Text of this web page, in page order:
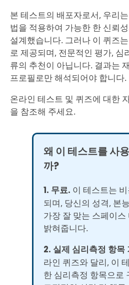
본 테스트의 배포자로서, 우리
법을 적용하여 가능한 한 신뢰
설계했습니다. 그러나 이 퀴즈
로 제공되며, 전문적인 평가, 심
류의 추천이 아닙니다. 결과는
프로필로만 해석되어야 합니다.
온라인 테스트 및 퀴즈에 대한
을 참조해 주세요.
왜 이 테스트를 사
까?
1. 무료. 이 테스트는
되며, 당신의 성격, 본
가장 잘 맞는 스페이스
밝혀줍니다.
2. 실제 심리측정 항목
라인 퀴즈와 달리, 이
한 심리측정 항목으로